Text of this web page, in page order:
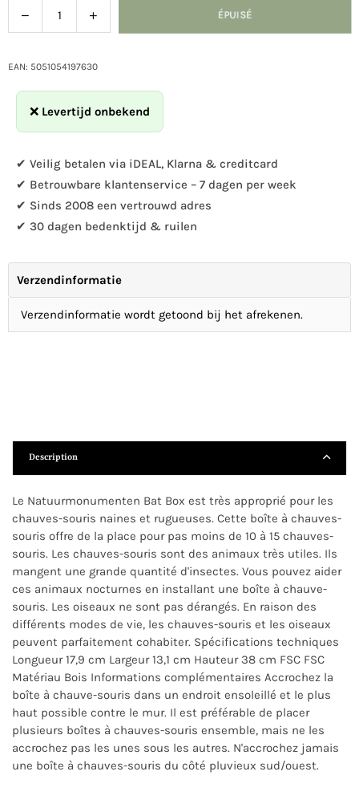
Diminuer
la
pour
-
chauves-
souris
Augmenter
la
pour
-
chauves-
souris
ÉPUISÉ
EAN: 5051054197630
❌ Levertijd onbekend
✔ Veilig betalen via iDEAL, Klarna & creditcard
✔ Betrouwbare klantenservice – 7 dagen per week
✔ Sinds 2008 een vertrouwd adres
✔ 30 dagen bedenktijd & ruilen
Verzendinformatie
Verzendinformatie wordt getoond bij het afrekenen.
Description
Le Natuurmonumenten Bat Box est très approprié pour les
chauves-souris naines et rugueuses. Cette boîte à chauves-
souris offre de la place pour pas moins de 10 à 15 chauves-
souris. Les chauves-souris sont des animaux très utiles. Ils
mangent une grande quantité d'insectes. Vous pouvez aider
ces animaux nocturnes en installant une boîte à chauve-
souris. Les oiseaux ne sont pas dérangés. En raison des
différents modes de vie, les chauves-souris et les oiseaux
peuvent parfaitement cohabiter. Spécifications techniques
Longueur 17,9 cm Largeur 13,1 cm Hauteur 38 cm FSC FSC
Matériau Bois Informations complémentaires Accrochez la
boîte à chauve-souris dans un endroit ensoleillé et le plus
haut possible contre le mur. Il est préférable de placer
plusieurs boîtes à chauves-souris ensemble, mais ne les
accrochez pas les unes sous les autres. N'accrochez jamais
une boîte à chauves-souris du côté pluvieux sud/ouest.